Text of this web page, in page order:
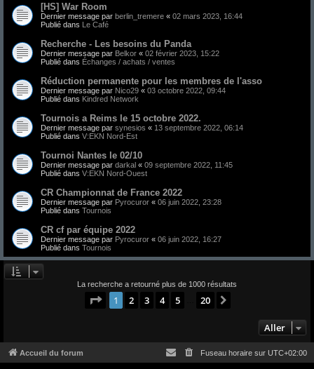
[HS] War Room
Dernier message par berlin_tremere « 02 mars 2023, 16:44
Publié dans Le Café
Recherche - Les besoins du Panda
Dernier message par Belkor « 02 février 2023, 15:22
Publié dans Échanges / achats / ventes
Réduction permanente pour les membres de l'asso
Dernier message par Nico29 « 03 octobre 2022, 09:44
Publié dans Kindred Network
Tournois a Reims le 15 octobre 2022.
Dernier message par synesios « 13 septembre 2022, 06:14
Publié dans V:EKN Nord-Est
Tournoi Nantes le 02/10
Dernier message par darkal « 09 septembre 2022, 11:45
Publié dans V:EKN Nord-Ouest
CR Championnat de France 2022
Dernier message par Pyrocuror « 06 juin 2022, 23:28
Publié dans Tournois
CR cf par équipe 2022
Dernier message par Pyrocuror « 06 juin 2022, 16:27
Publié dans Tournois
La recherche a retourné plus de 1000 résultats
Page 1sur20
1 2 3 4 5 20
Aller
Accueil du forum Fuseau horaire sur UTC+02:00